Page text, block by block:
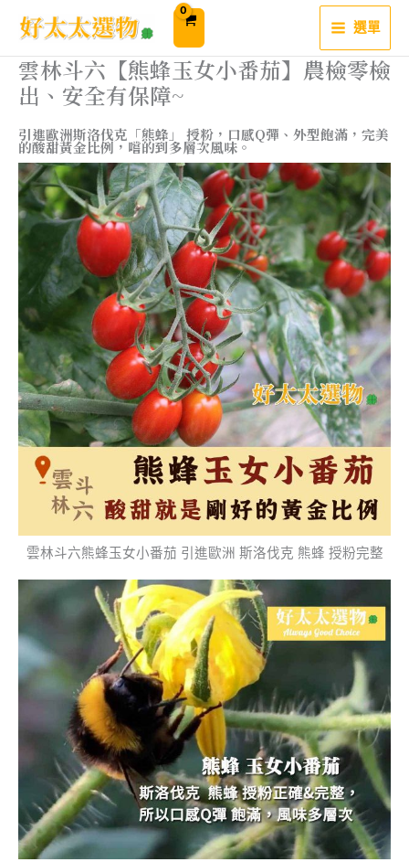
內
選單
雲林斗六【熊蜂玉女小番茄】農檢零檢
出、安全有保障~
引進歐洲斯洛伐克「熊蜂」 授粉，口感Q彈、外型飽滿，完美
的酸甜黃金比例，嚐的到多層次風味。
雲林斗六熊蜂玉女小番茄 引進歐洲 斯洛伐克 熊蜂 授粉完整